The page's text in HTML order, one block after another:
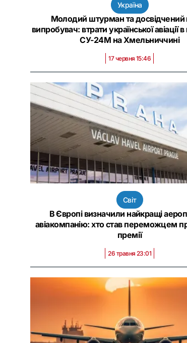
Україна
Молодий штурман та досвідчений
випробувач: втрати української авіації
СУ-24М на Хмельниччині
17 червня 15:46
Світ
В Європі визначили найкращі
авіакомпанію: хто став переможцем
премії
26 травня 23:01